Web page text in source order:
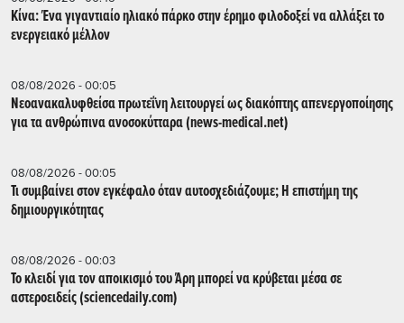
Κίνα: Ένα γιγαντιαίο ηλιακό πάρκο στην έρημο φιλοδοξεί να αλλάξει το
ενεργειακό μέλλον
08/08/2026 - 00:05
Νεοανακαλυφθείσα πρωτεΐνη λειτουργεί ως διακόπτης απενεργοποίησης
για τα ανθρώπινα ανοσοκύτταρα (news-medical.net)
08/08/2026 - 00:05
Τι συμβαίνει στον εγκέφαλο όταν αυτοσχεδιάζουμε; Η επιστήμη της
δημιουργικότητας
08/08/2026 - 00:03
Το κλειδί για τον αποικισμό του Άρη μπορεί να κρύβεται μέσα σε
αστεροειδείς (sciencedaily.com)